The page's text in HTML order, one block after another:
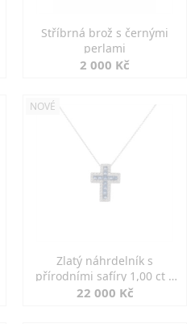
Stříbrná brož s černými
perlami
2 000 Kč
NOVÉ
Zlatý náhrdelník s
přírodními safíry 1,00 ct a
diamanty
22 000 Kč